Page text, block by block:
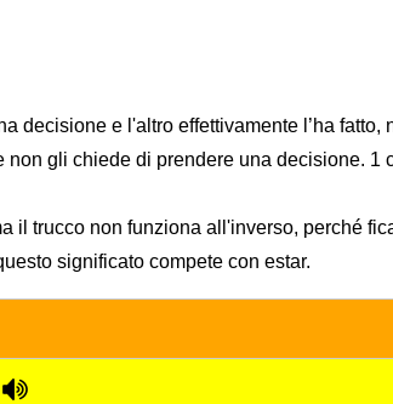
decisione e l'altro effettivamente l’ha
gli chiede di prendere una decisione. 1
il trucco non funziona all'inverso, perché
significato compete con estar.